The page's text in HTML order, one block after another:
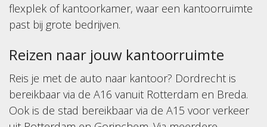
flexplek of kantoorkamer, waar een kantoorruimte
past bij grote bedrijven.
Reizen naar jouw kantoorruimte
Reis je met de auto naar kantoor? Dordrecht is
bereikbaar via de A16 vanuit Rotterdam en Breda.
Ook is de stad bereikbaar via de A15 voor verkeer